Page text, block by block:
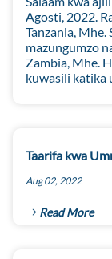
Agosti, 2022.
Tanzania, Mhe.
mazungumzo
Zambia, Mhe.
kuwasili katika
Taarifa kwa
Aug 02, 2022
Read More